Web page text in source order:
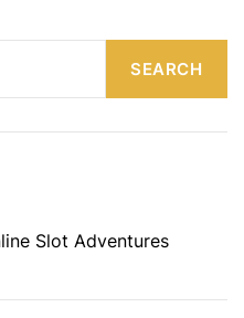
SEARCH
Slot Adventures